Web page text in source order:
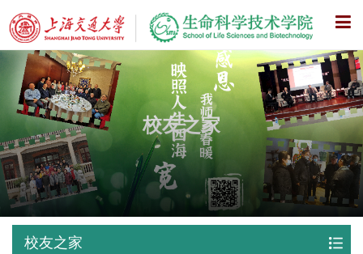
X
校友之家
校友之家